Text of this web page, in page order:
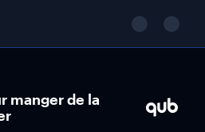
manger de la